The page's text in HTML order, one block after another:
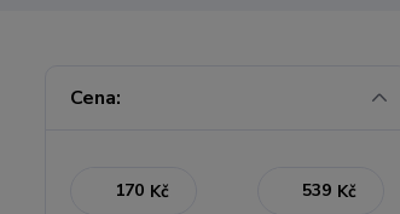
Cena:
Kč Kč